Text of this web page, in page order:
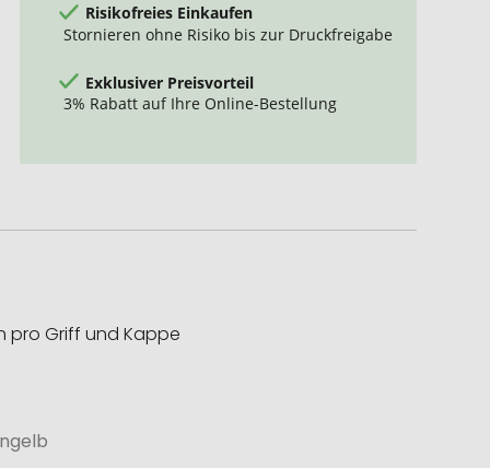
Risikofreies Einkaufen
Stornieren ohne Risiko bis zur Druckfreigabe
Exklusiver Preisvorteil
3% Rabatt auf Ihre Online-Bestellung
pro Griff und Kappe